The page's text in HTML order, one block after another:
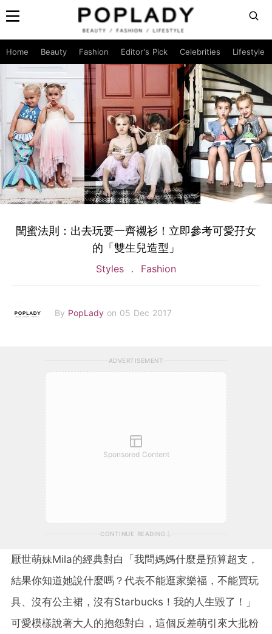
Home Beauty Fashion Editor's Pick Celebrities Lifestyle
閏蜜法則：出去玩要一齊襯衫！立即參考可愛孖女
的「雙生兒造型」
Styles Fashion
By PopLady on 05 Dec 2017
ADVERTISEMENT
Sponsored Content
CONTINUE READING
厭世萌妹Mila的經典對白「我問媽媽什麼是預算超支，
結果你知道她說什麼嗎？代表不能逛家樂福，不能買玩
具、沒有公主裙，沒有Starbucks！我的人生毀了！」
可愛模樣說著大人的抱怨對白，這個反差萌引來大批粉